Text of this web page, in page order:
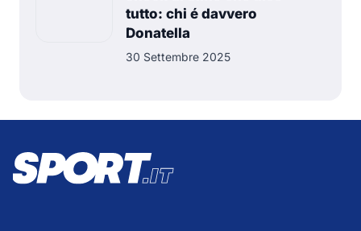
tutto: chi é davvero
Donatella
30 Settembre 2025